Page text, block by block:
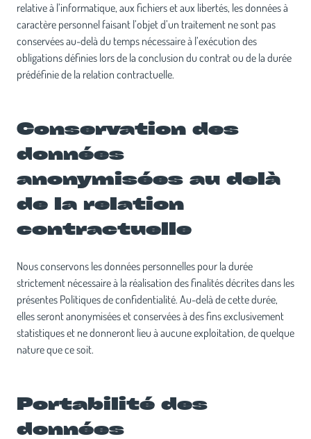
relative à l’informatique, aux fichiers et aux libertés, les données à
caractère personnel faisant l’objet d’un traitement ne sont pas
conservées au-delà du temps nécessaire à l’exécution des
obligations définies lors de la conclusion du contrat ou de la durée
prédéfinie de la relation contractuelle.
Conservation des
données
anonymisées au delà
de la relation
contractuelle
Nous conservons les données personnelles pour la durée
strictement nécessaire à la réalisation des finalités décrites dans les
présentes Politiques de confidentialité. Au-delà de cette durée,
elles seront anonymisées et conservées à des fins exclusivement
statistiques et ne donneront lieu à aucune exploitation, de quelque
nature que ce soit.
Portabilité des
données